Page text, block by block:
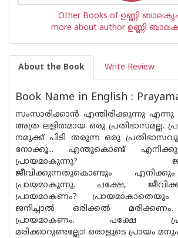
Other Books of ഉണ്ണി
more about author ഉണ്ണി
About the Book Write Review
Book Name in English :
സംസാരിക്കാൻ എന്തിരിക്കുന്നു എന്നു
അത്ര ലളിതമായ ഒരു പ്രതിഭാസമല്ല.
നമുക്ക് പിടി തരുന്ന ഒരു
നോക്കൂ... എന്തുകൊണ്ട്
പ്രായമാകുന്നു?
ജീവിക്കുന്നതുകൊണ്ടും
പ്രായമാകുന്നു. പക്ഷേ,
പ്രായമാകണം? പ്രായമാകാതെയും
ജനിച്ചാൽ ഒരിക്കൽ
പ്രായമാകണം. പക്ഷേ
മരിക്കാറുണ്ടല്ലോ! ഒരാളുടെ പ്രായം